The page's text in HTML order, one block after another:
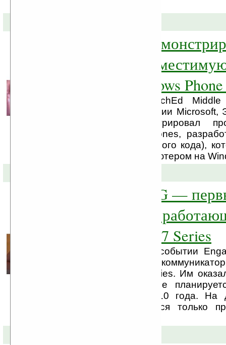
Microsoft
полностью
Windows, Windows
На конференции TechEd
представитель компании
Rudder), продемонстрировал
платформу Indiana Jones,
Studio (с 90% доступного кода),
совместима и с компьютером на
Прототип от LG —
коммуникатор,
Windows Phone 7 Series
В эти выходные на событии
представлен первый
Windows Phone 7 Series. Им
компании LG, которое
сентябре месяце 2010 года. На
изделие пока является только